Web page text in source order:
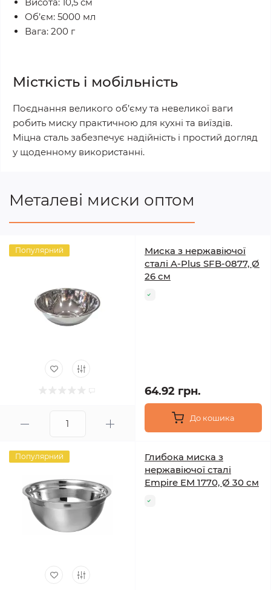
Об’єм: 5000 мл
Вага: 200 г
Місткість і мобільність
Поєднання великого об’єму та невеликої ваги
робить миску практичною для кухні та виїздів.
Міцна сталь забезпечує надійність і простий догляд
у щоденному використанні.
Металеві миски оптом
Популярний
Миска з нержавіючої
сталі A-Plus SFB-0877, Ø
26 см
64.92 грн.
До кошика
Популярний
Глибока миска з
нержавіючої сталі
Empire EM 1770, Ø 30 см